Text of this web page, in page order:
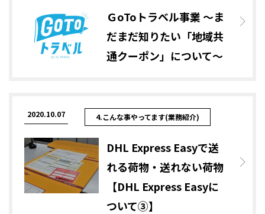
ＧoToトラベル事業 ～ま
だまだ知りたい「地域共
通クーポン」について～
2020.10.07 4.こんな事やってます(業務紹介)
DHL Express Easyで送
れる荷物・送れない荷物
【DHL Express Easyに
ついて③】